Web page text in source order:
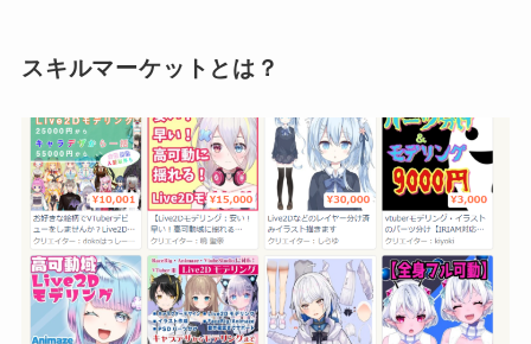
スキルマーケットとは？